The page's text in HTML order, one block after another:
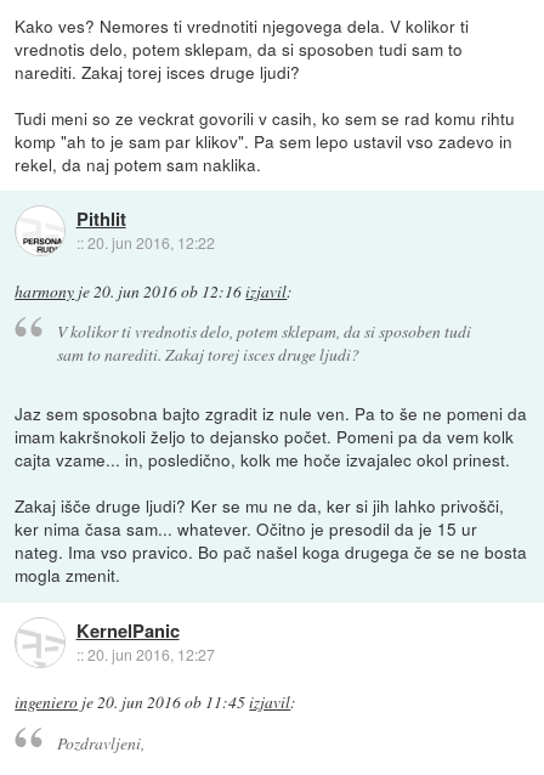
Kako ves? Nemores ti vrednotiti njegovega dela. V kolikor ti
vrednotis delo, potem sklepam, da si sposoben tudi sam to
narediti. Zakaj torej isces druge ljudi?
Tudi meni so ze veckrat govorili v casih, ko sem se rad komu rihtu
komp "ah to je sam par klikov". Pa sem lepo ustavil vso zadevo in
rekel, da naj potem sam naklika.
Pithlit
::20. jun 2016, 12:22
harmony je20. jun 2016 ob 12:16izjavil:
V kolikor ti vrednotis delo, potem sklepam, da si sposoben tudi
sam to narediti. Zakaj torej isces druge ljudi?
Jaz sem sposobna bajto zgradit iz nule ven. Pa to še ne pomeni da
imam kakršnokoli željo to dejansko počet. Pomeni pa da vem kolk
cajta vzame... in, posledično, kolk me hoče izvajalec okol prinest.
Zakaj išče druge ljudi? Ker se mu ne da, ker si jih lahko privošči,
ker nima časa sam... whatever. Očitno je presodil da je 15 ur
nateg. Ima vso pravico. Bo pač našel koga drugega če se ne bosta
mogla zmenit.
KernelPanic
::20. jun 2016, 12:27
ingeniero je20. jun 2016 ob 11:45izjavil:
Pozdravljeni,